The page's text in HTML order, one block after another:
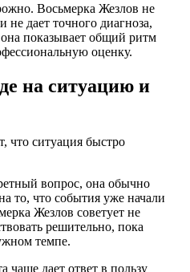
Восьмерка Жезлов не
не дает точного диагноза,
показывает общий ритм
оценку.
на ситуацию и
что ситуация быстро
вопрос, она обычно
то, что события уже начали
Жезлов советует не
решительно, пока
темпе.
чаще дает ответ в пользу